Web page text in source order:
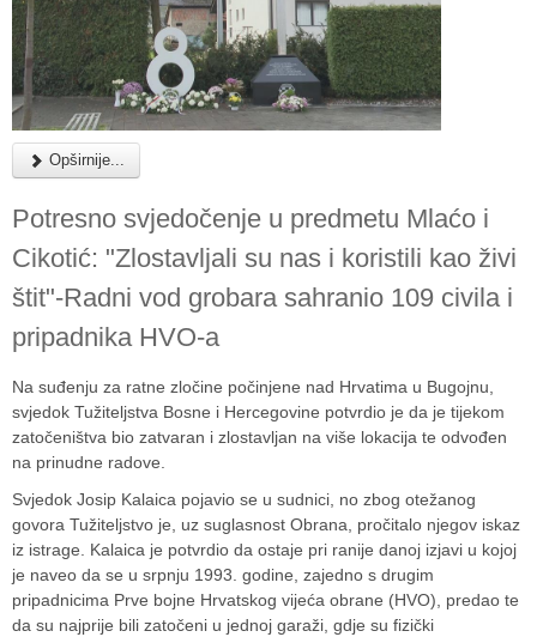
Opširnije...
Potresno svjedočenje u predmetu Mlaćo i
Cikotić: "Zlostavljali su nas i koristili kao živi
štit"-Radni vod grobara sahranio 109 civila i
pripadnika HVO-a
Na suđenju za ratne zločine počinjene nad Hrvatima u Bugojnu,
svjedok Tužiteljstva Bosne i Hercegovine potvrdio je da je tijekom
zatočeništva bio zatvaran i zlostavljan na više lokacija te odvođen
na prinudne radove.
Svjedok Josip Kalaica pojavio se u sudnici, no zbog otežanog
govora Tužiteljstvo je, uz suglasnost Obrana, pročitalo njegov iskaz
iz istrage. Kalaica je potvrdio da ostaje pri ranije danoj izjavi u kojoj
je naveo da se u srpnju 1993. godine, zajedno s drugim
pripadnicima Prve bojne Hrvatskog vijeća obrane (HVO), predao te
da su najprije bili zatočeni u jednoj garaži, gdje su fizički